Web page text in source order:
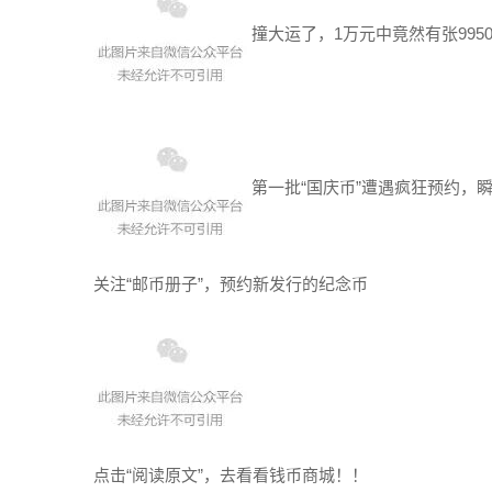
撞大运了，1万元中竟然有张9950
第一批“国庆币”遭遇疯狂预约，瞬
关注“邮币册子”，预约新发行的纪念币
点击“阅读原文”，去看看钱币商城！！